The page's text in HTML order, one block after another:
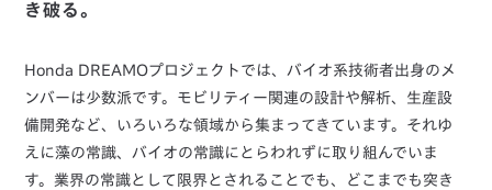
き破る。
Honda DREAMOプロジェクトでは、バイオ系技術者出身のメ
ンバーは少数派です。モビリティー関連の設計や解析、生産設
備開発など、いろいろな領域から集まってきています。それゆ
えに藻の常識、バイオの常識にとらわれずに取り組んでいま
す。業界の常識として限界とされることでも、どこまでも突き